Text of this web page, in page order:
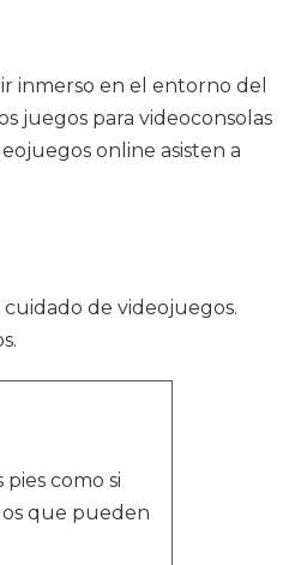
inmerso en el entorno del
juegos para videoconsolas
online asisten a
de videojuegos.
como si
que pueden